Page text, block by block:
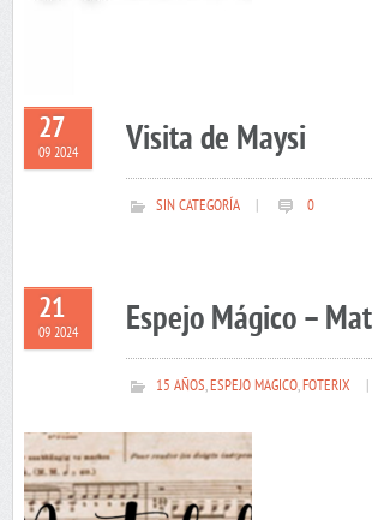
27
09 2024 Visita de Maysi
SIN CATEGORÍA 0
21
09 2024 Espejo Mágico –
15 AÑOS,ESPEJO MAGICO,FOTERIX